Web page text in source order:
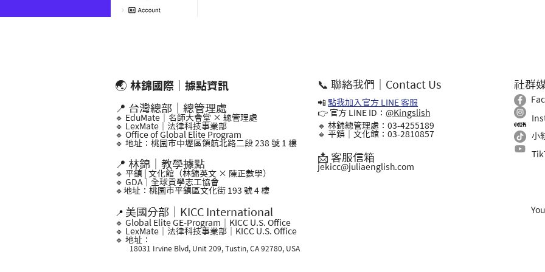
🌏 林錦國際｜據點資訊
📍 台灣總部｜總管理處
🔹 EduMate｜名師大會堂 × 總管理處
🔹 LexMate｜法律科技事業部
🔹 Office of Global Elite Program
🔹 地址：桃園市中壢區領航北路二段 238 號 1 樓
📍 林錦｜教學據點
🔹 平鎮 | 文化館（林錦英文 × 陳正數學）
🔹 GDA｜全球貢學志工協會
🔹地址：桃園市平鎮區文化街 193 號 4 樓
📍 美國分部｜KICC International
🔹 Global Elite GE-Program｜KICC U.S. Office
🔹 LexMate｜法律科技事業部｜KICC U.S. Office
🔹 地址：
18031 Irvine Blvd, Unit 209, Tustin, CA 92780, USA
📞 聯絡我們｜Contact Us
📲 點我加入官方 LINE 客服
👉 官方 LINE ID：@Kingslish
🔸 林錦總管理處：03-4255189
🔸 平鎮｜文化館：03-2810857
📩 客服信箱
jekicc@juliaenglish.com
社群
小